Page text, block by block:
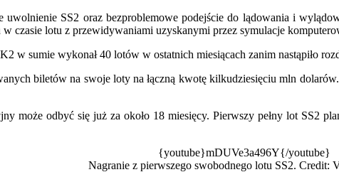
uwolnienie SS2 oraz bezproblemowe podejście do lądowania i
czasie lotu z przewidywaniami uzyskanymi przez symulacje
w sumie wykonał 40 lotów w ostatnich miesiącach zanim nastąpiło
biletów na swoje loty na łączną kwotę kilkudziesięciu mln
może odbyć się już za około 18 miesięcy. Pierwszy pełny lot SS2
{youtube}mDUVe3a496Y{/youtube}
Nagranie z pierwszego swobodnego lotu SS2. Credit: